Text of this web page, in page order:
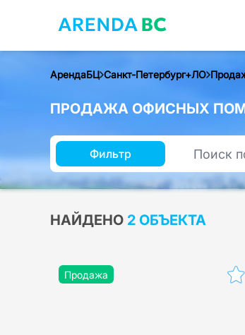
АрендаБЦ Санкт-Петербург+ЛО
ПРОДАЖА ОФИСНЫХ
Фильтр
НАЙДЕНО 2 ОБЪЕКТА
Продажа